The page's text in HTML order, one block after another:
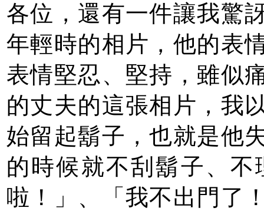
各位，還有一件讓我驚
年輕時的相片，他的表
表情堅忍、堅持，雖似
的丈夫的這張相片，我
始留起鬍子，也就是他
的時候就不刮鬍子、
啦！」、「我不出門了